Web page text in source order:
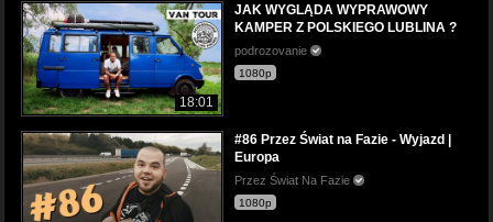
18:01
JAK WYGLĄDA WYPRAWOWY
KAMPER Z POLSKIEGO LUBLINA ?
podrozovanie
1080p
#86 Przez Świat na Fazie - Wyjazd |
Europa
Przez Świat Na Fazie
1080p